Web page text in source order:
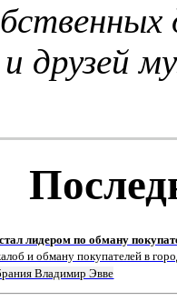
друзей
лидером по обману
и обману покупателей в
Владимир Эвве